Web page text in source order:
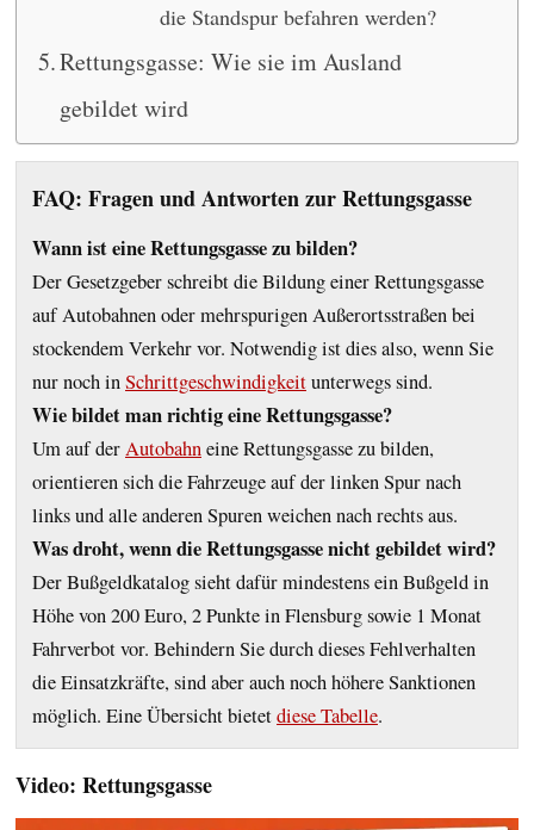
die Standspur befahren werden?
Rettungsgasse: Wie sie im Ausland
gebildet wird
FAQ: Fragen und Antworten zur Rettungsgasse
Wann ist eine Rettungsgasse zu bilden?
Der Gesetzgeber schreibt die Bildung einer Rettungsgasse
auf Autobahnen oder mehrspurigen Außerortsstraßen bei
stockendem Verkehr vor. Notwendig ist dies also, wenn Sie
nur noch inSchrittgeschwindigkeitunterwegs sind.
Wie bildet man richtig eine Rettungsgasse?
Um auf derAutobahneine Rettungsgasse zu bilden,
orientieren sich die Fahrzeuge auf der linken Spur nach
links und alle anderen Spuren weichen nach rechts aus.
Was droht, wenn die Rettungsgasse nicht gebildet wird?
Der Bußgeldkatalog sieht dafür mindestens ein Bußgeld in
Höhe von 200 Euro, 2 Punkte in Flensburg sowie 1 Monat
Fahrverbot vor. Behindern Sie durch dieses Fehlverhalten
die Einsatzkräfte, sind aber auch noch höhere Sanktionen
möglich. Eine Übersicht bietetdiese Tabelle.
Video: Rettungsgasse